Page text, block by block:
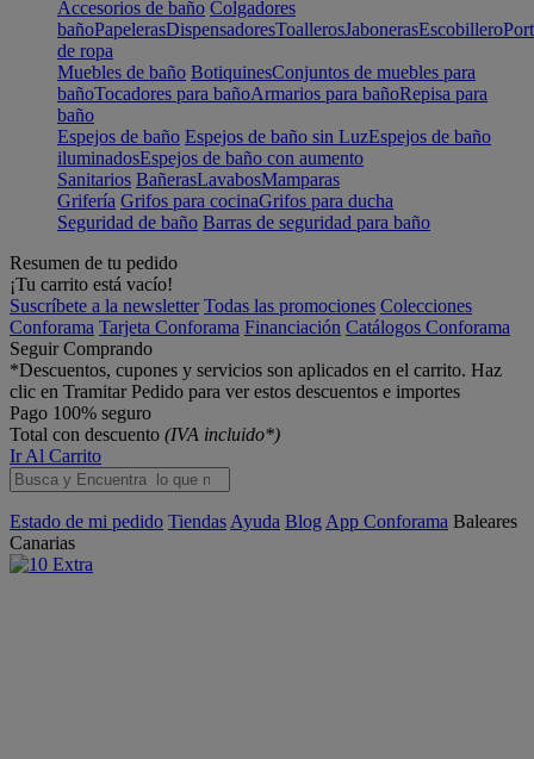
Accesorios de baño Colgadores
bañoPapelerasDispensadoresToallerosJabonerasEscobillero
de ropa
Muebles de baño BotiquinesConjuntos de muebles para
bañoTocadores para bañoArmarios para bañoRepisa para
baño
Espejos de baño Espejos de baño sin LuzEspejos de baño
iluminadosEspejos de baño con aumento
Sanitarios BañerasLavabosMamparas
Grifería Grifos para cocinaGrifos para ducha
Seguridad de baño Barras de seguridad para baño
Resumen de tu pedido
¡Tu carrito está vacío!
Suscríbete a la newsletter Todas las promociones Colecciones
Conforama Tarjeta Conforama Financiación Catálogos Conforama
Seguir Comprando
*Descuentos, cupones y servicios son aplicados en el carrito. Haz
clic en Tramitar Pedido para ver estos descuentos e importes
Pago 100% seguro
Total con descuento (IVA incluido*)
Ir Al Carrito
Estado de mi pedido Tiendas Ayuda Blog App Conforama Baleares
Canarias